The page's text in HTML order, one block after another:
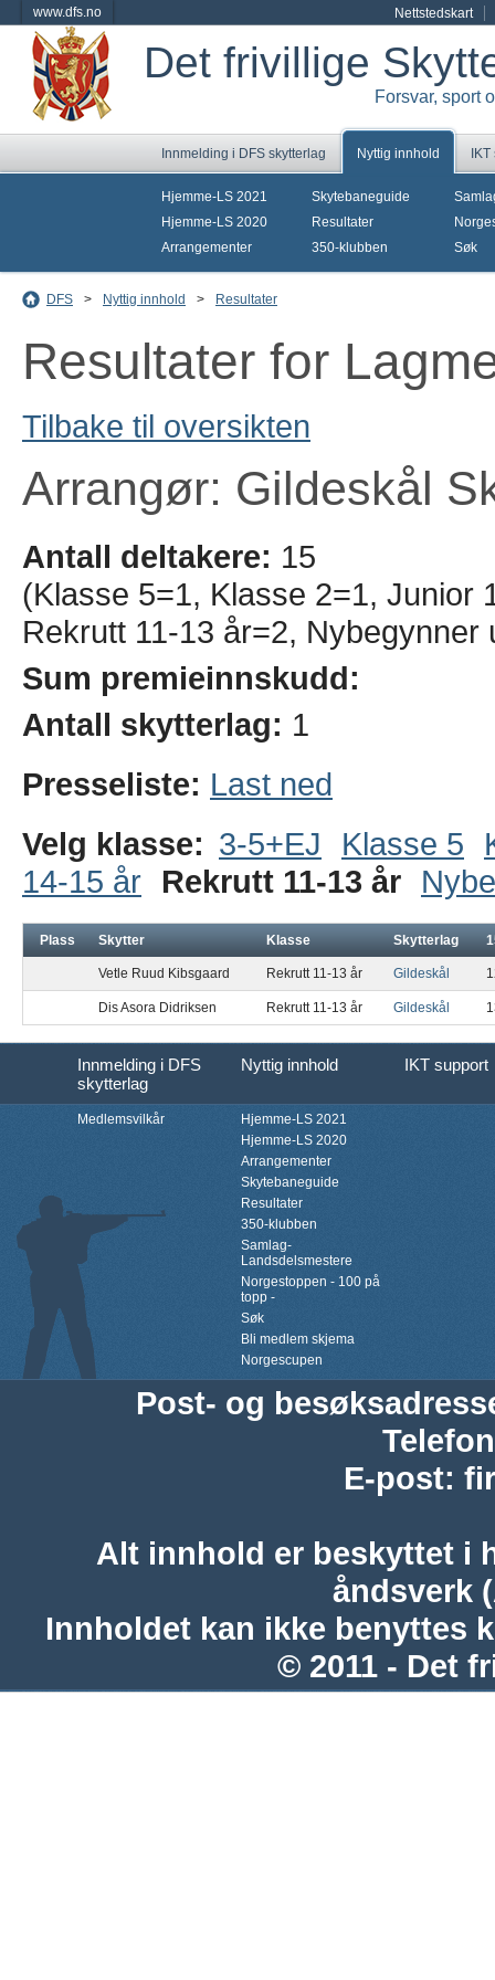
www.dfs.no Nettstedskart
Det frivillige
Forsvar, sport
Innmelding i DFS skytterlag Nyttig innhold
Hjemme-LS 2021
Hjemme-LS 2020
Arrangementer
Skytebaneguide
Resultater
350-klubben
Søk
DFS > Nyttig innhold > Resultater
Resultater for
Tilbake til oversikten
Arrangør: Gildeskål
Antall deltakere: 15
(Klasse 5=1, Klasse 2=1, Junior
Rekrutt 11-13 år=2,
Sum premieinnskudd:
Antall skytterlag: 1
Presseliste: Last ned
Velg klasse: 3-5+EJ Klasse 5
14-15 år
Rekrutt 11-13 år
Plass Skytter Klasse Skytterlag
Vetle Ruud Kibsgaard Rekrutt 11-13 år Gildeskål
Dis Asora Didriksen Rekrutt 11-13 år Gildeskål
Innmelding i DFS
skytterlag
Nyttig innhold IKT support
Medlemsvilkår
Hjemme-LS 2021
Hjemme-LS 2020
Arrangementer
Skytebaneguide
Resultater
350-klubben
Samlag-
Landsdelsmestere
Norgestoppen - 100 på
topp -
Søk
Bli medlem skjema
Norgescupen
Post- og
Telefon
E-post:
Alt innhold er beskyttet i
åndsverk
Innholdet kan ikke benyttes
© 2011 - Det